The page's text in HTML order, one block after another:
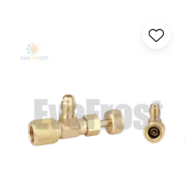
· 0740 786 373